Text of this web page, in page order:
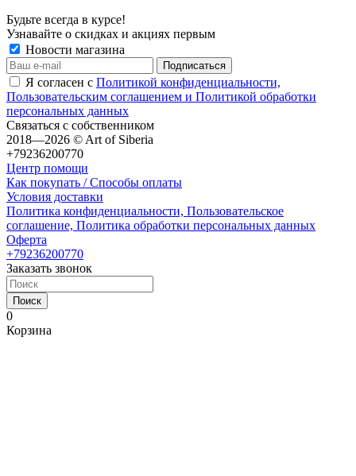
Будьте всегда в курсе!
Узнавайте о скидках и акциях первым
Новости магазина
Я согласен с Политикой конфиденциальности,
Пользовательским соглашением и Политикой обработки
персональных данных
Связаться с собственником
2018—2026 © Art of Siberia
+79236200770
Центр помощи
Как покупать / Способы оплаты
Условия доставки
Политика конфиденциальности, Пользовательское
соглашение, Политика обработки персональных данных
Оферта
+79236200770
Заказать звонок
Поиск
0
Корзина